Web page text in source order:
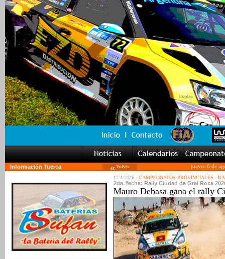
Información Tuerca Volver
jueves 6 de
12/4/2026 - CAMPEONATOS PROVINCIALES -
2da. fecha: Rally Ciudad de Gral Roca
Mauro Debasa gana el rally